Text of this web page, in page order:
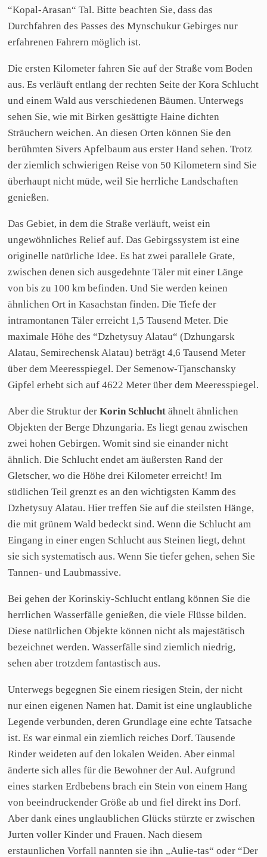
“Kopal-Arasan“ Tal. Bitte beachten Sie, dass das
Durchfahren des Passes des Mynschukur Gebirges nur
erfahrenen Fahrern möglich ist.
Die ersten Kilometer fahren Sie auf der Straße vom Boden
aus. Es verläuft entlang der rechten Seite der Kora Schlucht
und einem Wald aus verschiedenen Bäumen. Unterwegs
sehen Sie, wie mit Birken gesättigte Haine dichten
Sträuchern weichen. An diesen Orten können Sie den
berühmten Sivers Apfelbaum aus erster Hand sehen. Trotz
der ziemlich schwierigen Reise von 50 Kilometern sind Sie
überhaupt nicht müde, weil Sie herrliche Landschaften
genießen.
Das Gebiet, in dem die Straße verläuft, weist ein
ungewöhnliches Relief auf. Das Gebirgssystem ist eine
originelle natürliche Idee. Es hat zwei parallele Grate,
zwischen denen sich ausgedehnte Täler mit einer Länge
von bis zu 100 km befinden. Und Sie werden keinen
ähnlichen Ort in Kasachstan finden. Die Tiefe der
intramontanen Täler erreicht 1,5 Tausend Meter. Die
maximale Höhe des “Dzhetysuy Alatau“ (Dzhungarsk
Alatau, Semirechensk Alatau) beträgt 4,6 Tausend Meter
über dem Meeresspiegel. Der Semenow-Tjanschansky
Gipfel erhebt sich auf 4622 Meter über dem Meeresspiegel.
Aber die Struktur derKorin Schlucht ähnelt ähnlichen
Objekten der Berge Dhzungaria. Es liegt genau zwischen
zwei hohen Gebirgen. Womit sind sie einander nicht
ähnlich. Die Schlucht endet am äußersten Rand der
Gletscher, wo die Höhe drei Kilometer erreicht! Im
südlichen Teil grenzt es an den wichtigsten Kamm des
Dzhetysuy Alatau. Hier treffen Sie auf die steilsten Hänge,
die mit grünem Wald bedeckt sind. Wenn die Schlucht am
Eingang in einer engen Schlucht aus Steinen liegt, dehnt
sie sich systematisch aus. Wenn Sie tiefer gehen, sehen Sie
Tannen- und Laubmassive.
Bei gehen der Korinskiy-Schlucht entlang können Sie die
herrlichen Wasserfälle genießen, die viele Flüsse bilden.
Diese natürlichen Objekte können nicht als majestätisch
bezeichnet werden. Wasserfälle sind ziemlich niedrig,
sehen aber trotzdem fantastisch aus.
Unterwegs begegnen Sie einem riesigen Stein, der nicht
nur einen eigenen Namen hat. Damit ist eine unglaubliche
Legende verbunden, deren Grundlage eine echte Tatsache
ist. Es war einmal ein ziemlich reiches Dorf. Tausende
Rinder weideten auf den lokalen Weiden. Aber einmal
änderte sich alles für die Bewohner der Aul. Aufgrund
eines starken Erdbebens brach ein Stein von einem Hang
von beeindruckender Größe ab und fiel direkt ins Dorf.
Aber dank eines unglaublichen Glücks stürzte er zwischen
Jurten voller Kinder und Frauen. Nach diesem
erstaunlichen Vorfall nannten sie ihn „Aulie-tas“ oder “Der